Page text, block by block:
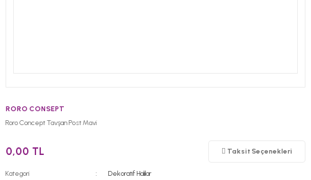
RORO CONSEPT
Roro Concept Tavşan Post Mavi
0,00 TL Taksit Seçenekleri
Kategori
Dekoratif Halılar